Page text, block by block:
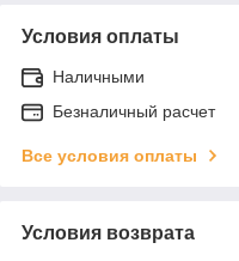
Условия оплаты
Наличными
Безналичный расчет
Все условия оплаты
Условия возврата